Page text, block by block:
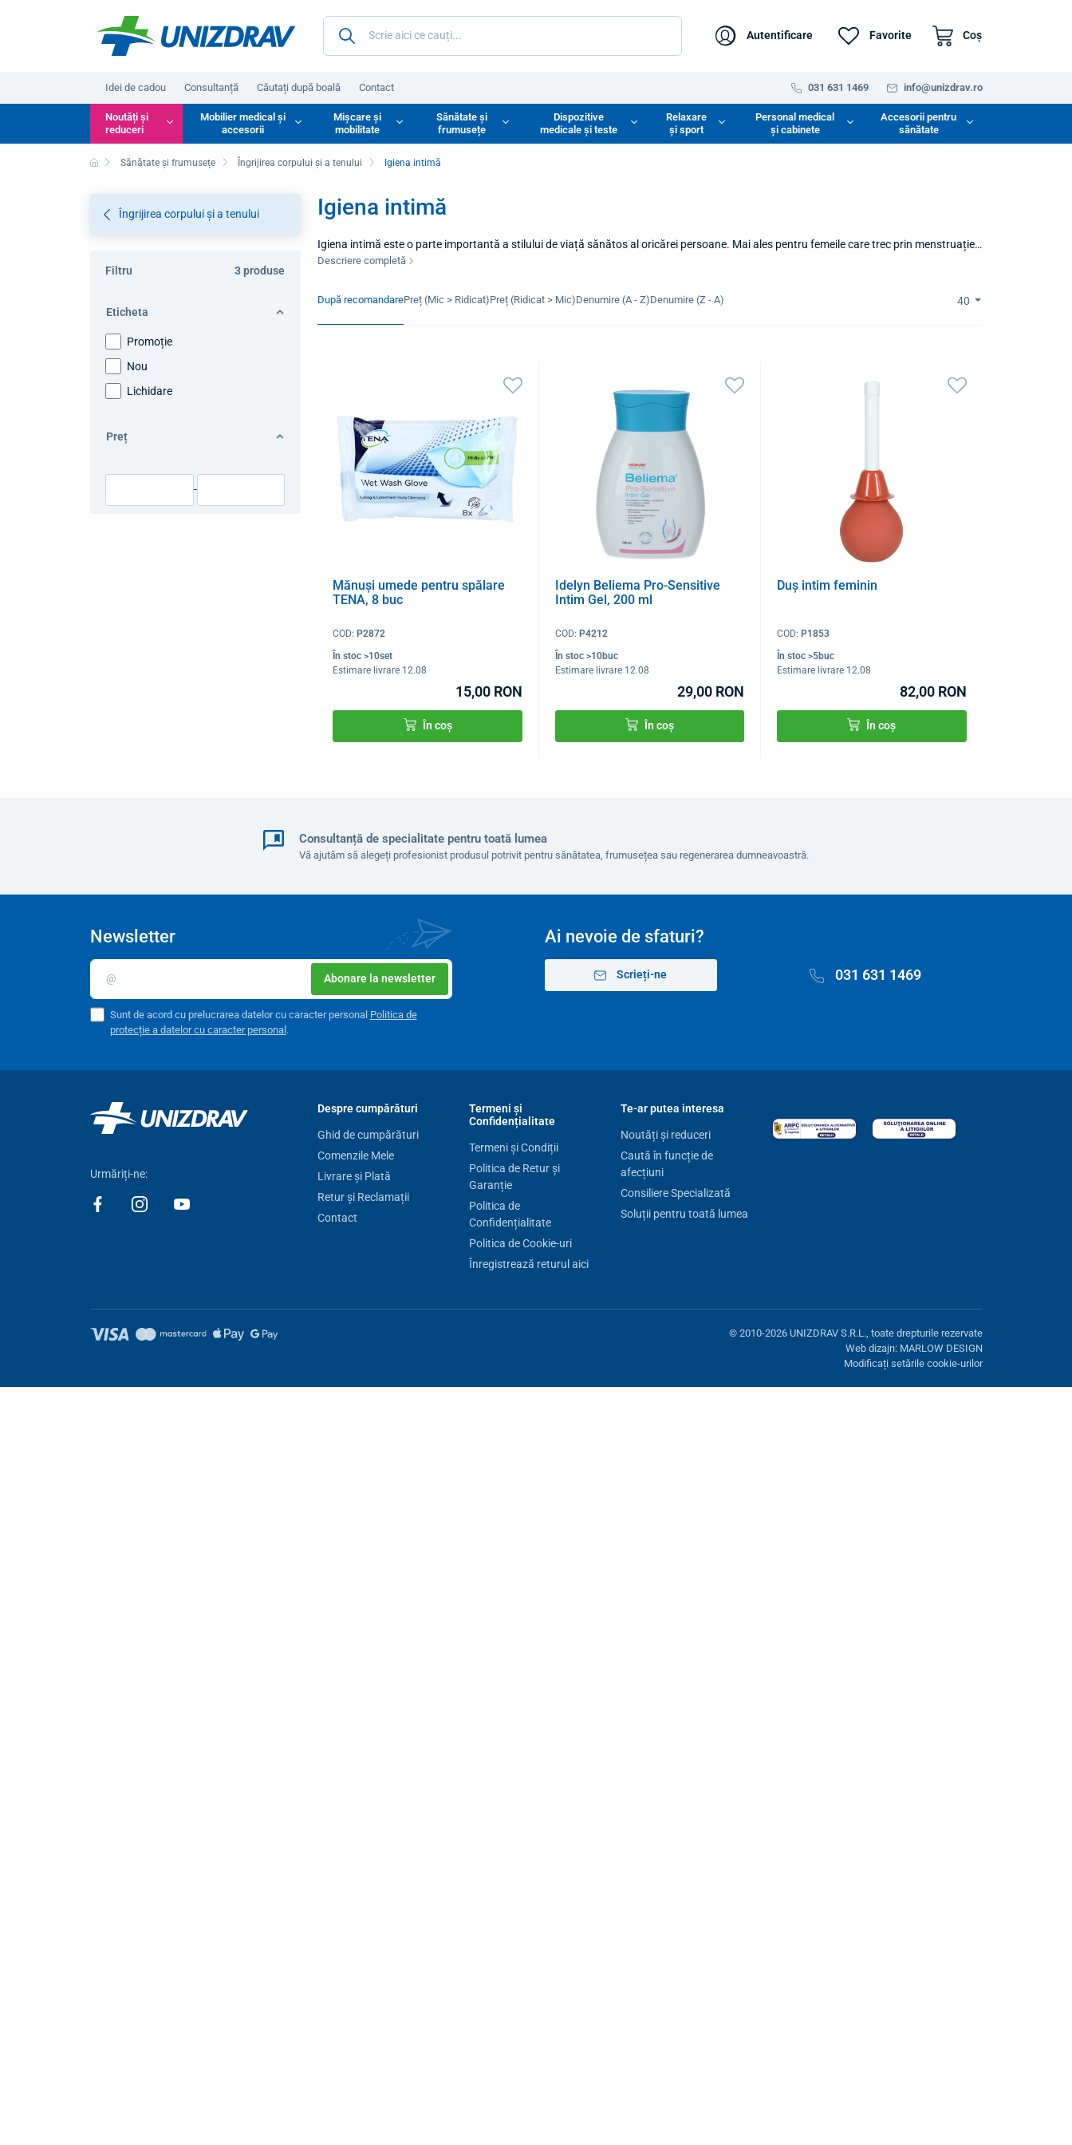
Autentificare Favorite Coş
Idei de cadou Consultanță Căutați după boală Contact 031 631 1469 info@unizdrav.ro
Noutăți și
reduceri
Mobilier medical și
accesorii
Mișcare și
mobilitate
Sănătate și
frumusețe
Dispozitive
medicale și teste
Relaxare
și sport
Personal medical
și cabinete
Accesorii pentru
sănătate
Sănătate și frumusețe Îngrijirea corpului și a tenului Igiena intimă
Îngrijirea corpului și a tenului
Filtru 3 produse
Eticheta
Promoție
Nou
Lichidare
Preț
-
Igiena intimă
Igiena intimă este o parte importantă a stilului de viață sănătos al oricărei persoane. Mai ales pentru femeile care trec prin menstruație,
sarcină sau menopauză, atunci când este cazul să folosești diverse săpunuri, geluri de duș, spume vaginale sau supozitoare care
Descriere completă
După recomandarePreț (Mic > Ridicat)Preț (Ridicat > Mic)Denumire (A - Z)Denumire (Z - A) 40
Mănuși umede pentru spălare
TENA, 8 buc
COD:P2872
În stoc >10set
Estimare livrare 12.08
15,00 RON
În coș
Idelyn Beliema Pro-Sensitive
Intim Gel, 200 ml
COD: P4212
În stoc >10buc
Estimare livrare 12.08
29,00 RON
În coș
Duș intim feminin
COD:P1853
În stoc >5buc
Estimare livrare 12.08
82,00 RON
În coș
Consultanță de specialitate pentru toată lumea
Vă ajutăm să alegeți profesionist produsul potrivit pentru sănătatea, frumusețea sau regenerarea dumneavoastră.
Ai nevoie de sfaturi?
Scrieți-ne 031 631 1469
Newsletter
Abonare la newsletter
Sunt de acord cu prelucrarea datelor cu caracter personal Politica de
protecție a datelor cu caracter personal.
Urmăriți-ne:
Despre cumpărături
Ghid de cumpărături
Comenzile Mele
Livrare și Plată
Retur și Reclamații
Contact
Termeni și
Confidențialitate
Termeni și Condiții
Politica de Retur și
Garanție
Politica de
Confidențialitate
Politica de Cookie-uri
Înregistrează returul aici
Te-ar putea interesa
Noutăți și reduceri
Caută în funcție de
afecțiuni
Consiliere Specializată
Soluții pentru toată lumea
© 2010-2026 UNIZDRAV S.R.L., toate drepturile rezervate
Web dizajn: MARLOW DESIGN
Modificați setările cookie-urilor